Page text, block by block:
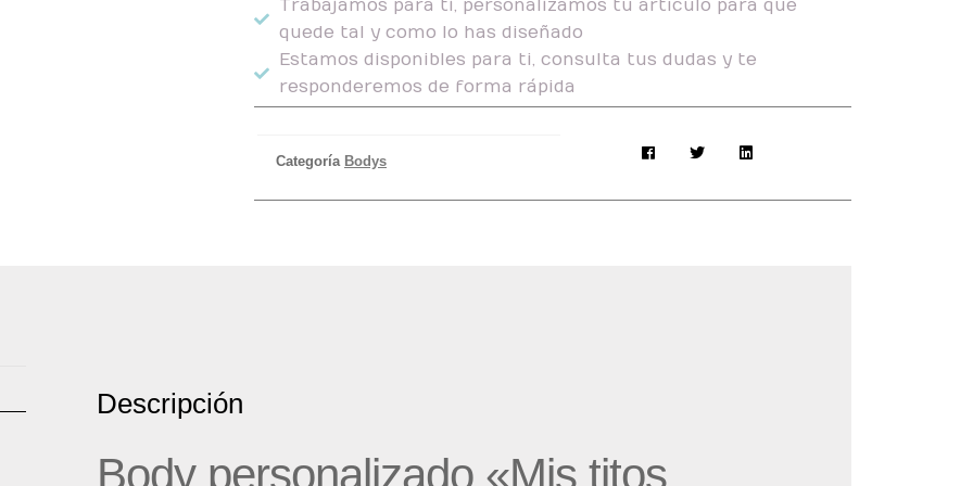
Trabajamos para ti, personalizamos tu artículo para que
quede tal y como lo has diseñado
Estamos disponibles para ti, consulta tus dudas y te
responderemos de forma rápida
Categoría Bodys
Descripción
Body personalizado «Mis titos